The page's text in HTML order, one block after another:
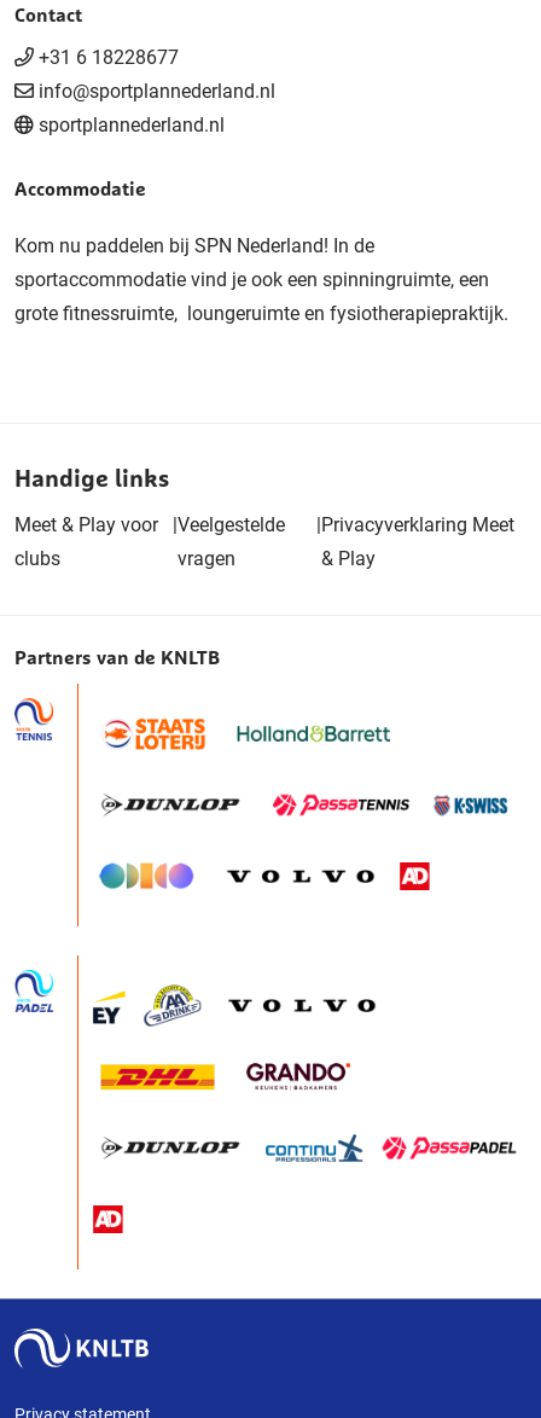
Contact
+31 6 18228677
info@sportplannederland.nl
sportplannederland.nl
Accommodatie
Kom nu paddelen bij SPN Nederland! In de
sportaccommodatie vind je ook een spinningruimte, een
grote fitnessruimte, loungeruimte en fysiotherapiepraktijk.
Handige links
Meet & Play voor
clubs
|Veelgestelde
vragen
|Privacyverklaring Meet
& Play
Partners van de KNLTB
Privacy statement